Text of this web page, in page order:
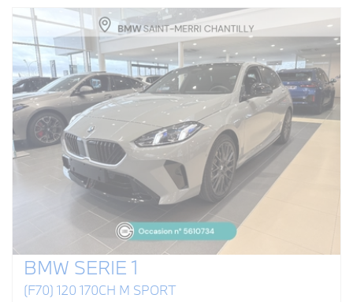
BMW SERIE 1
(F70) 120 170CH M SPORT